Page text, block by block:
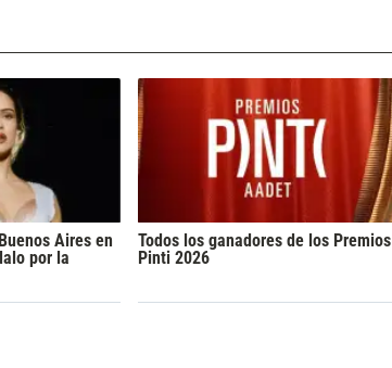
Aires en
por la
Todos los ganadores de los Premios
Pinti 2026